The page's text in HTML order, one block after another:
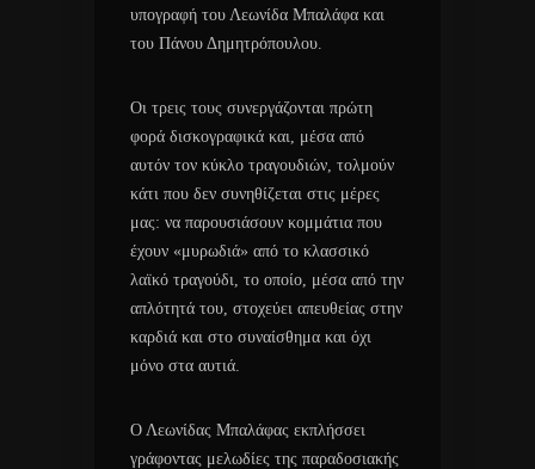
υπογραφή του Λεωνίδα Μπαλάφα και
του Πάνου Δημητρόπουλου.
Οι τρεις τους συνεργάζονται πρώτη
φορά δισκογραφικά και, μέσα από
αυτόν τον κύκλο τραγουδιών, τολμούν
κάτι που δεν συνηθίζεται στις μέρες
μας: να παρουσιάσουν κομμάτια που
έχουν «μυρωδιά» από το κλασσικό
λαϊκό τραγούδι, το οποίο, μέσα από την
απλότητά του, στοχεύει απευθείας στην
καρδιά και στο συναίσθημα και όχι
μόνο στα αυτιά.
Ο Λεωνίδας Μπαλάφας εκπλήσσει
γράφοντας μελωδίες της παραδοσιακής